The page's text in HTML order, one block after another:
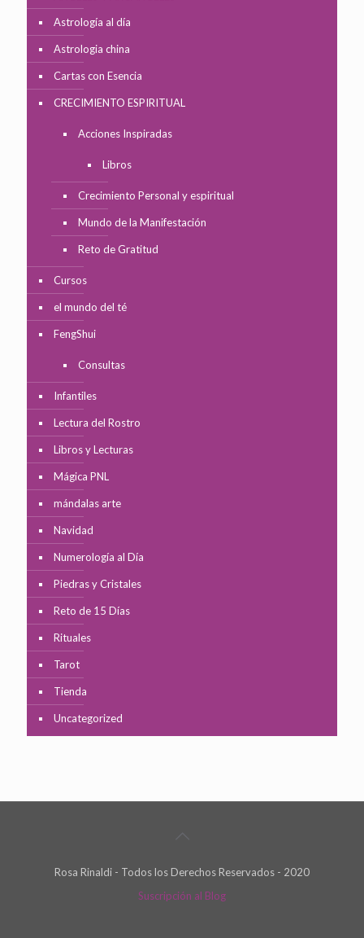
Astrología al día
Astrologia china
Cartas con Esencia
CRECIMIENTO ESPIRITUAL
Acciones Inspiradas
Libros
Crecimiento Personal y espiritual
Mundo de la Manifestación
Reto de Gratitud
Cursos
el mundo del té
FengShui
Consultas
Infantiles
Lectura del Rostro
Libros y Lecturas
Mágica PNL
mándalas arte
Navidad
Numerología al Día
Piedras y Cristales
Reto de 15 Días
Rituales
Tarot
Tienda
Uncategorized
Rosa Rinaldi - Todos los Derechos Reservados - 2020
Suscripción al Blog